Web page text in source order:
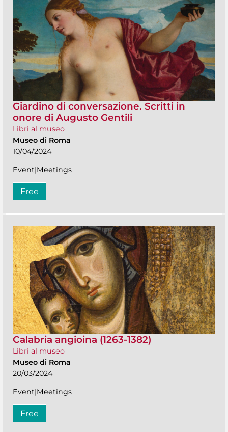
Giardino di conversazione. Scritti in
onore di Augusto Gentili
Libri al museo
Museo di Roma
10/04/2024
Event|Meetings
Free
Calabria angioina (1263-1382)
Libri al museo
Museo di Roma
20/03/2024
Event|Meetings
Free